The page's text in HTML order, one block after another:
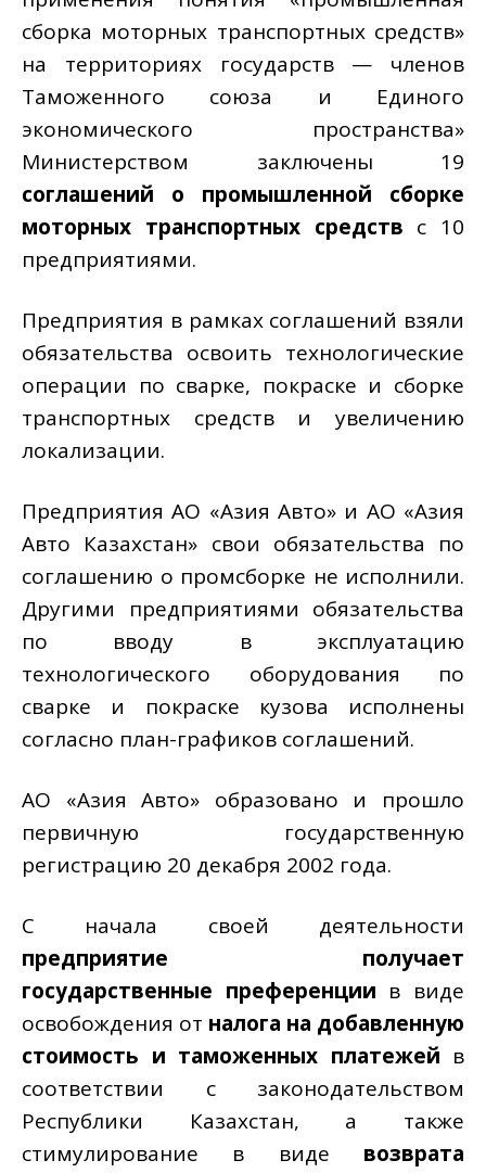
сборка моторных транспортных средств»
на территориях государств — членов
Таможенного союза и Единого
экономического пространства»
Министерством заключены 19
соглашений о промышленной сборке
моторных транспортных средств с 10
предприятиями.
Предприятия в рамках соглашений взяли
обязательства освоить технологические
операции по сварке, покраске и сборке
транспортных средств и увеличению
локализации.
Предприятия АО «Азия Авто» и АО «Азия
Авто Казахстан» свои обязательства по
соглашению о промсборке не исполнили.
Другими предприятиями обязательства
по вводу в эксплуатацию
технологического оборудования по
сварке и покраске кузова исполнены
согласно план-графиков соглашений.
АО «Азия Авто» образовано и прошло
первичную государственную
регистрацию 20 декабря 2002 года.
С начала своей деятельности
предприятие получает
государственные преференции в виде
освобождения от налога на добавленную
стоимость и таможенных платежей в
соответствии с законодательством
Республики Казахстан, а также
стимулирование в виде возврата